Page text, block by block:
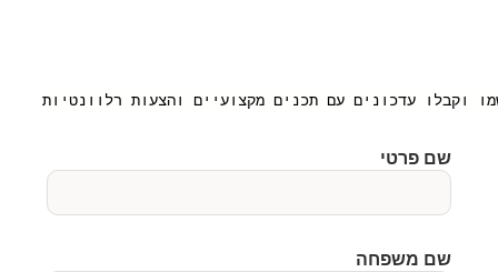
וקבלו עדכונים עם תכנים מקצועיים והצעות רלוונטיות
שם פרטי
שם משפחה